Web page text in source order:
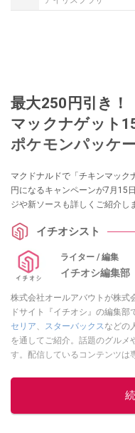
最大250円引き
マックナゲット
ポケモンパッケ
マクドナルドで「チキンマッ
円になるキャンペーンが7月15
ジや新ソースも詳しくご紹介し
イチオシスト
ライター / 編集
イチオシ編集部
株式会社オールアバウトが株式
ドサイト『イチオシ』の編集部
セリア、 スターバックスなどの
を通してご紹介。話題のグルメ
す。配信しているコンテンツは
ニュースでフォロー